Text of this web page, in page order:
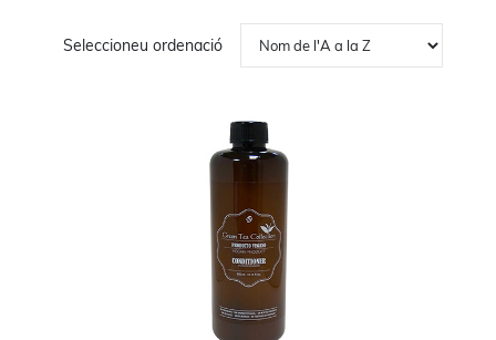
Seleccioneu ordenació